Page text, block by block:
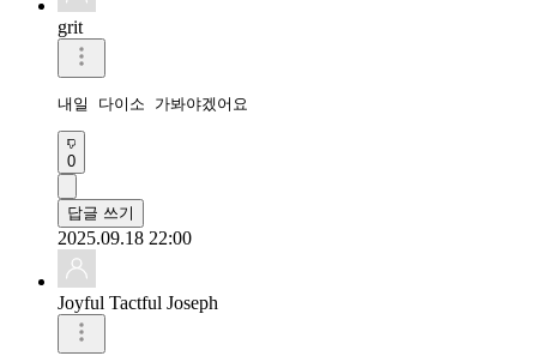
grit
내일 다이소 가봐야겠어요
0
답글 쓰기
2025.09.18 22:00
Joyful Tactful Joseph